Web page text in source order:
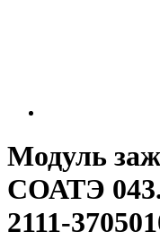
Модуль
СОАТЭ
2111-